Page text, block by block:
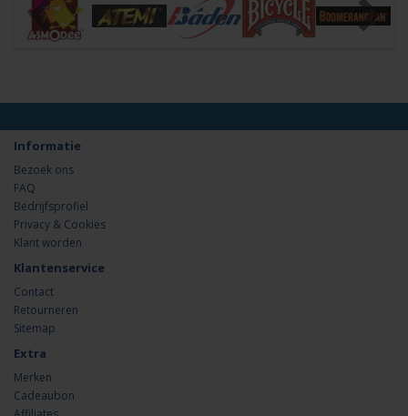
Informatie
Bezoek ons
FAQ
Bedrijfsprofiel
Privacy & Cookies
Klant worden
Klantenservice
Contact
Retourneren
Sitemap
Extra
Merken
Cadeaubon